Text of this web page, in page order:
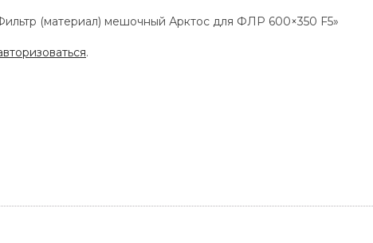
(материал) мешочный Арктос для ФЛР 600×350 F5»
.